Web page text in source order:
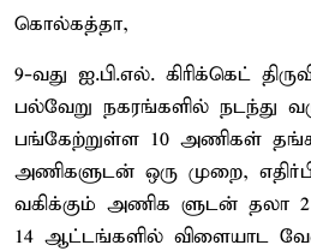
கொல்கத்தா,
9-வது ஐ.பி.எல். கிரிக்கெட்
பல்வேறு நகரங்களில் நடந்து
பங்கேற்றுள்ள 10 அணிகள்
அணிகளுடன் ஒரு முறை,
வகிக்கும் அணிக ளுடன்
14 ஆட்டங்களில் விளையாட